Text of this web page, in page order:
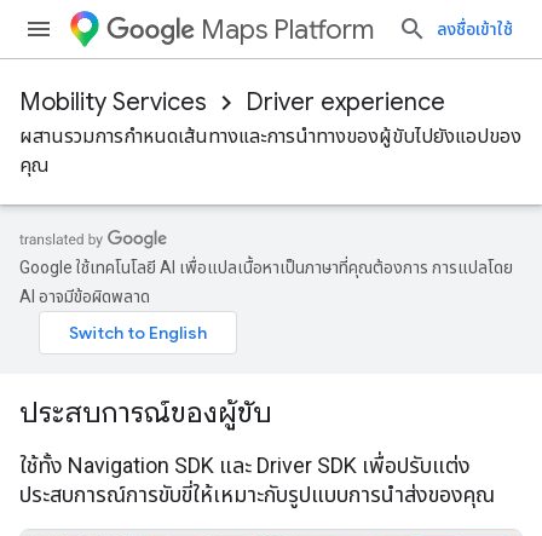
Maps Platform ลงชื่อเข้าใช้
Mobility Services Driver experience
ผสานรวมการกำหนดเส้นทางและการนำทางของผู้ขับไปยังแอปของ
คุณ
Google ใช้เทคโนโลยี AI เพื่อแปลเนื้อหาเป็นภาษาที่คุณต้องการ การแปลโดย
AI อาจมีข้อผิดพลาด
ประสบการณ์ของผู้ขับ
ใช้ทั้ง Navigation SDK และ Driver SDK เพื่อปรับแต่ง
ประสบการณ์การขับขี่ให้เหมาะกับรูปแบบการนำส่งของคุณ